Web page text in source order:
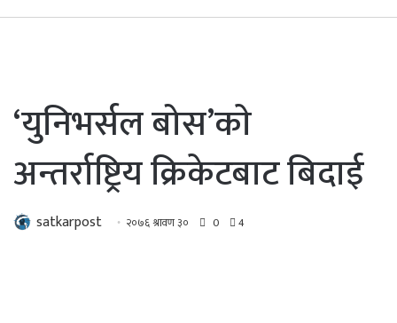
‘युनिभर्सल बोस’काे
अन्तर्राष्ट्रिय क्रिकेटबाट बिदाई
satkarpost २०७६ श्रावण ३० 0 4